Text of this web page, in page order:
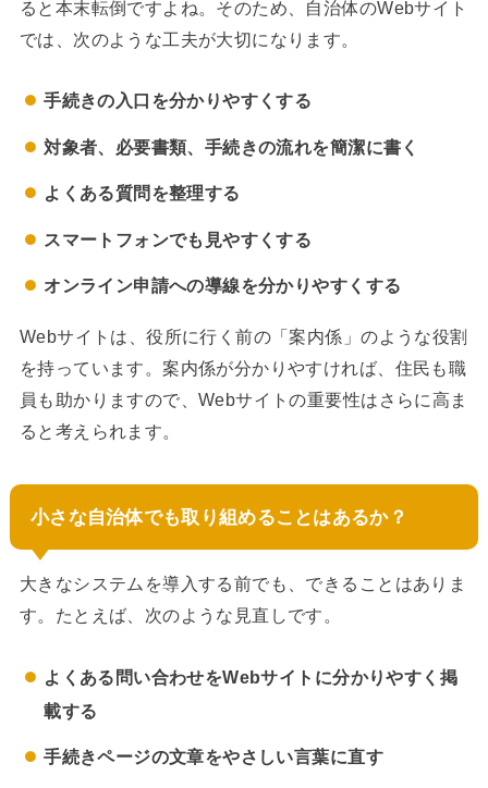
ると本末転倒ですよね。そのため、自治体のWebサイト
では、次のような工夫が大切になります。
手続きの入口を分かりやすくする
対象者、必要書類、手続きの流れを簡潔に書く
よくある質問を整理する
スマートフォンでも見やすくする
オンライン申請への導線を分かりやすくする
Webサイトは、役所に行く前の「案内係」のような役割
を持っています。案内係が分かりやすければ、住民も職
員も助かりますので、Webサイトの重要性はさらに高ま
ると考えられます。
小さな自治体でも取り組めることはあるか？
大きなシステムを導入する前でも、できることはありま
す。たとえば、次のような見直しです。
よくある問い合わせをWebサイトに分かりやすく掲
載する
手続きページの文章をやさしい言葉に直す